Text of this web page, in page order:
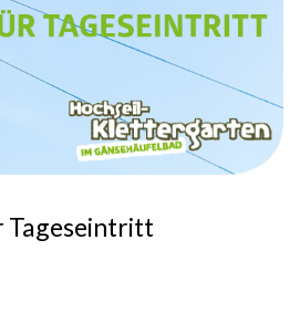
Tageseintritt